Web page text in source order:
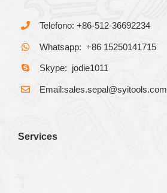
Telefono: +86-512-36692234
Whatsapp: +86 15250141715
Skype: jodie1011
Email:sales.sepal@syitools.com
Services